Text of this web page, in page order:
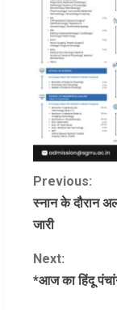
C
o
n
t
Previous:
स्नान के दौरान
जारी
Next:
*आज का हिंदू